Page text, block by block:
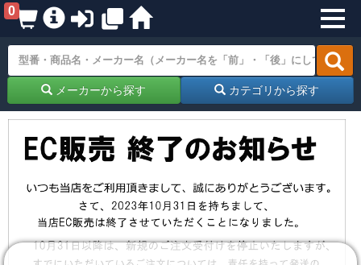
0
メーカーから探す カテゴリから探す